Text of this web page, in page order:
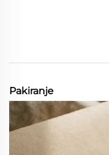
Pakiranje